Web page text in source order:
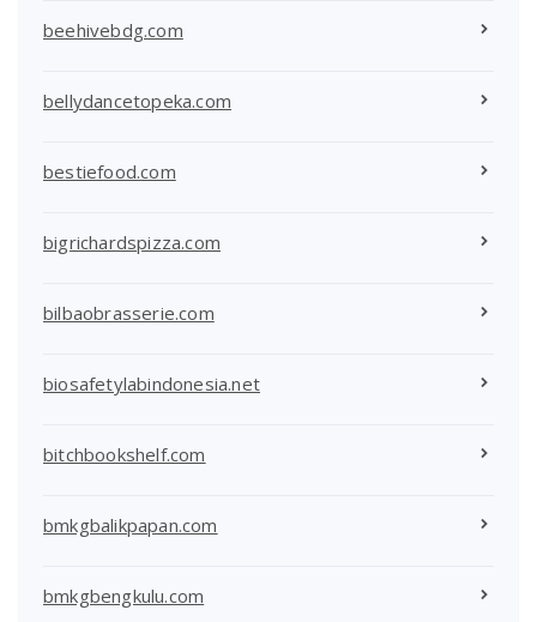
beehivebdg.com
bellydancetopeka.com
bestiefood.com
bigrichardspizza.com
bilbaobrasserie.com
biosafetylabindonesia.net
bitchbookshelf.com
bmkgbalikpapan.com
bmkgbengkulu.com